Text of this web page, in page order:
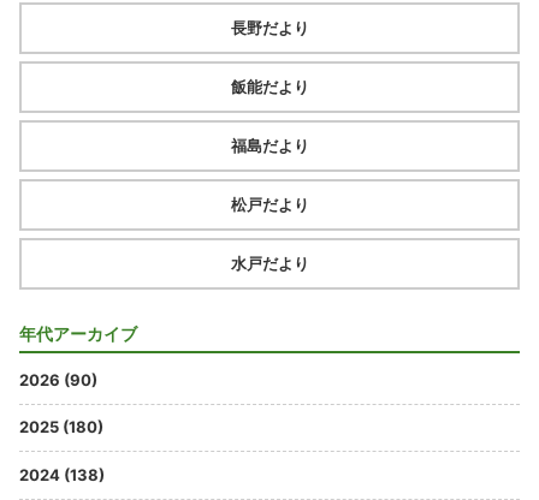
長野だより
飯能だより
福島だより
松戸だより
水戸だより
年代アーカイブ
2026 (90)
2025 (180)
2024 (138)